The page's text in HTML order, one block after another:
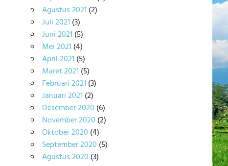
Agustus 2021 (2)
Juli 2021 (3)
Juni 2021 (5)
Mei 2021 (4)
April 2021 (5)
Maret 2021 (5)
Februari 2021 (3)
Januari 2021 (2)
Desember 2020 (6)
November 2020 (2)
Oktober 2020 (4)
September 2020 (5)
Agustus 2020 (3)